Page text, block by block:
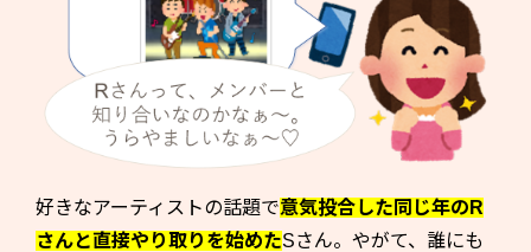
好きなアーティストの話題で意気投合した同じ年のR
さんと直接やり取りを始めたSさん。やがて、誰にも